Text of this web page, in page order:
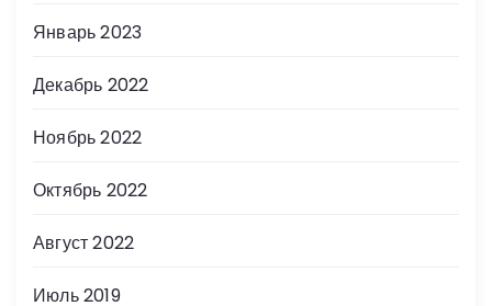
Январь 2023
Декабрь 2022
Ноябрь 2022
Октябрь 2022
Август 2022
Июль 2019